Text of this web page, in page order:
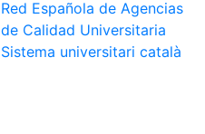
Red Española de Agencias
de Calidad Universitaria
Sistema universitari català